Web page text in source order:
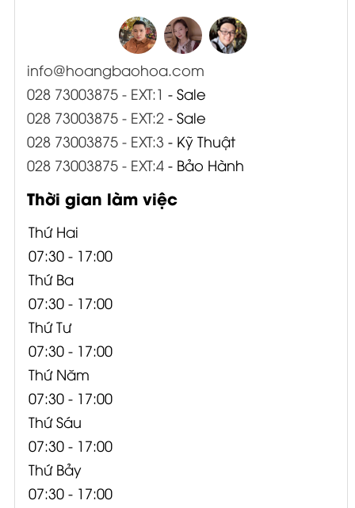
info@hoangbaohoa.com
028 73003875 - EXT:1 - Sale
028 73003875 - EXT:2- Sale
028 73003875 - EXT:3 - Kỹ Thuật
028 73003875 - EXT:4- Bảo Hành
Thời gian làm việc
Thứ Hai
07:30 - 17:00
Thứ Ba
07:30 - 17:00
Thứ Tư
07:30 - 17:00
Thứ Năm
07:30 - 17:00
Thứ Sáu
07:30 - 17:00
Thứ Bảy
07:30 - 17:00